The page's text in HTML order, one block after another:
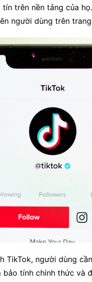
trên nền tảng của
người dùng trên
TikTok, người dùng
bảo tính chính thức và